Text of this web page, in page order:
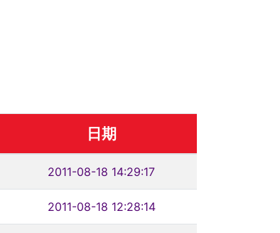
日期
2011-08-18 14:29:17
2011-08-18 12:28:14